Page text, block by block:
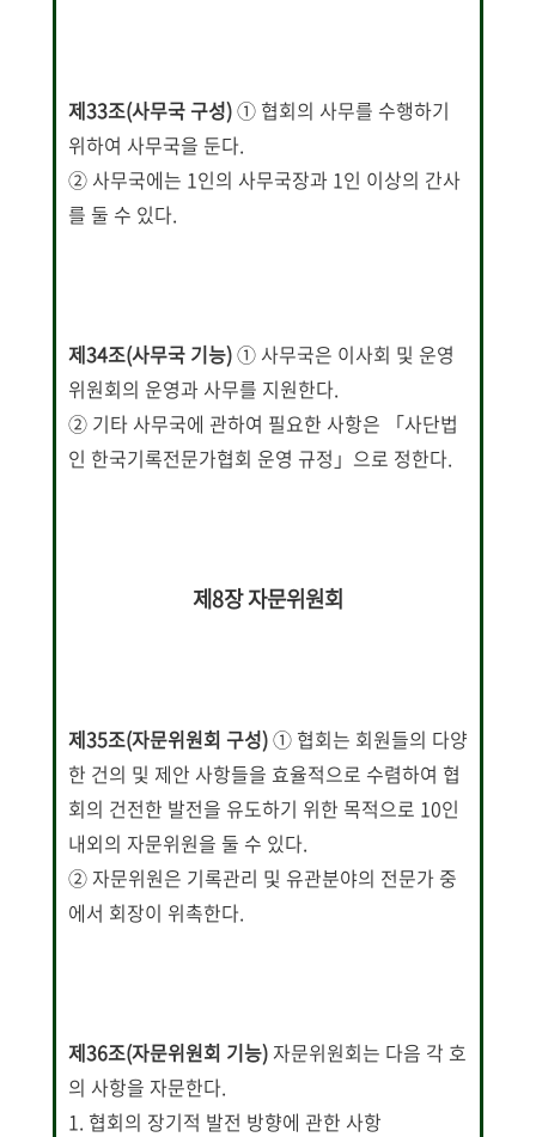
제33조(사무국 구성)① 협회의 사무를 수행하기
위하여 사무국을 둔다.
② 사무국에는 1인의 사무국장과 1인 이상의 간사
를 둘 수 있다.
제34조(사무국 기능)① 사무국은 이사회 및 운영
위원회의 운영과 사무를 지원한다.
② 기타 사무국에 관하여 필요한 사항은 「사단법
인 한국기록전문가협회 운영 규정」으로 정한다.
제8장 자문위원회
제35조(자문위원회 구성)① 협회는 회원들의 다양
한 건의 및 제안 사항들을 효율적으로 수렴하여 협
회의 건전한 발전을 유도하기 위한 목적으로 10인
내외의 자문위원을 둘 수 있다.
② 자문위원은 기록관리 및 유관분야의 전문가 중
에서 회장이 위촉한다.
제36조(자문위원회 기능)자문위원회는 다음 각 호
의 사항을 자문한다.
1. 협회의 장기적 발전 방향에 관한 사항